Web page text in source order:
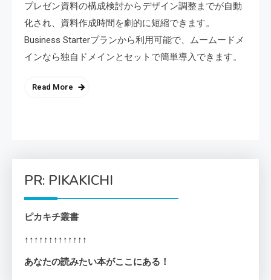
プレゼン資料の構成検討からデザイン調整までが自動
化され、資料作成時間を劇的に短縮できます。
Business Starterプランから利用可能で、ムームードメ
インなら独自ドメインとセットで簡単導入できます。
Read More
PR: PIKAKICHI
ピカキチ叢書
↑↑↑↑↑↑↑↑↑↑↑↑↑
あなたの読みたい本がここにある！